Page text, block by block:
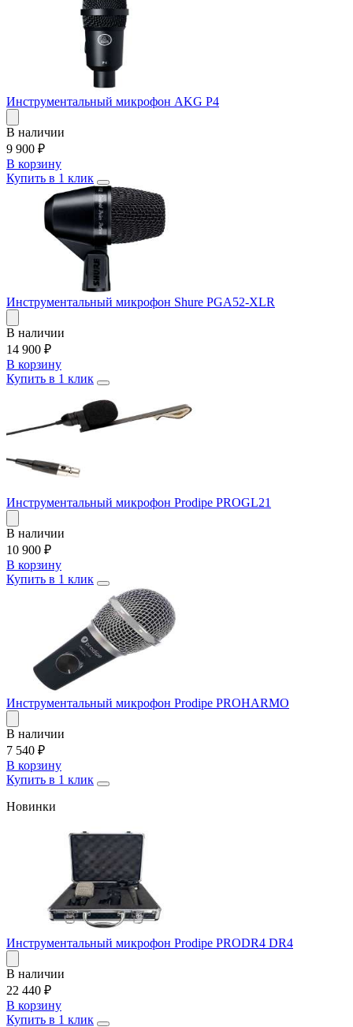
Инструментальный микрофон AKG P4
В наличии
9 900 ₽
В корзину
Купить в 1 клик
Инструментальный микрофон Shure PGA52-XLR
В наличии
14 900 ₽
В корзину
Купить в 1 клик
Инструментальный микрофон Prodipe PROGL21
В наличии
10 900 ₽
В корзину
Купить в 1 клик
Инструментальный микрофон Prodipe PROHARMO
В наличии
7 540 ₽
В корзину
Купить в 1 клик
Новинки
Инструментальный микрофон Prodipe PRODR4 DR4
В наличии
22 440 ₽
В корзину
Купить в 1 клик